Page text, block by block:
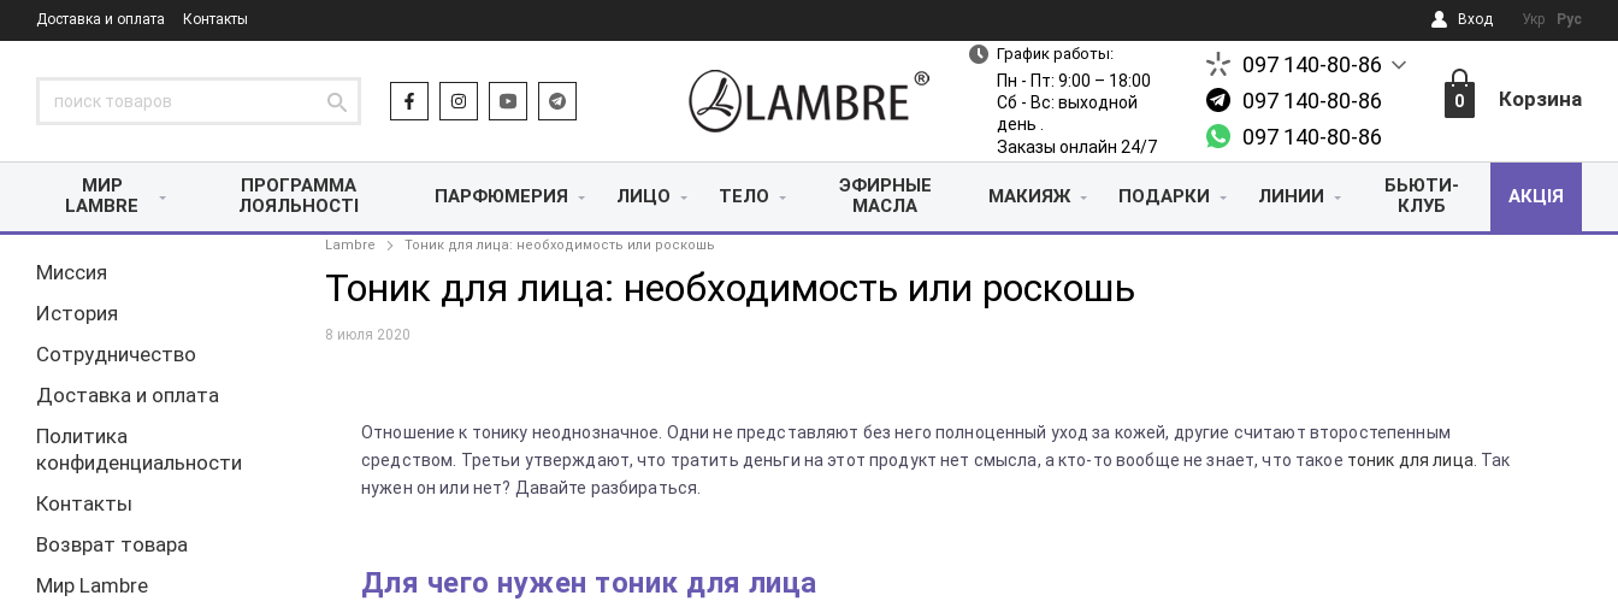
Доставка и оплата Контакты Вход Укр Рус
График работы:
Пн - Пт: 9:00 – 18:00
Сб - Вс: выходной
день .
Заказы онлайн 24/7
097 140-80-86
097 140-80-86
097 140-80-86
0 Корзина
МИР
LAMBRE
ПРОГРАММА
ЛОЯЛЬНОСТІ
ПАРФЮМЕРИЯ ЛИЦО ТЕЛО
ЭФИРНЫЕ
МАСЛА
МАКИЯЖ ПОДАРКИ ЛИНИИ
БЬЮТИ-
КЛУБ
АКЦІЯ
Lambre Тоник для лица: необходимость или роскошь
Тоник для лица: необходимость или роскошь
8 июля 2020
Отношение к тонику неоднозначное. Одни не представляют без него полноценный уход за кожей, другие считают второстепенным
средством. Третьи утверждают, что тратить деньги на этот продукт нет смысла, а кто-то вообще не знает, что такое тоник для лица. Так
нужен он или нет? Давайте разбираться.
Для чего нужен тоник для лица
Миссия
История
Сотрудничество
Доставка и оплата
Политика
конфиденциальности
Контакты
Возврат товара
Мир Lambre